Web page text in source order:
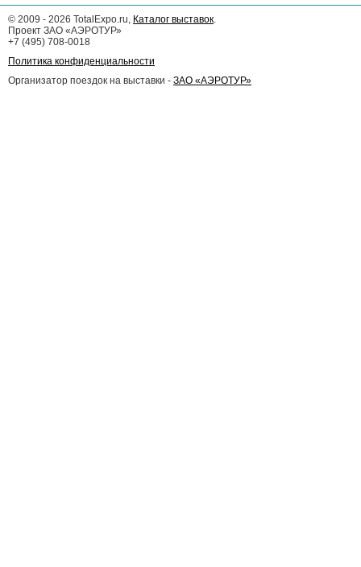
© 2009 - 2026 TotalExpo.ru, Каталог выставок.
Проект ЗАО «АЭРОТУР»
+7 (495) 708-0018
Политика конфиденциальности
Организатор поездок на выставки - ЗАО «АЭРОТУР»